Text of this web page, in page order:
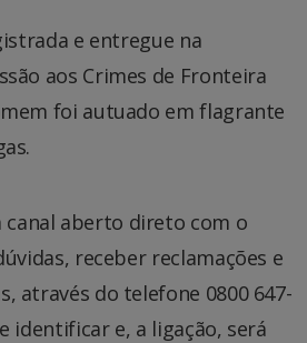
e entregue na
aos Crimes de Fronteira
foi autuado em flagrante
canal aberto direto com o
receber reclamações e
através do telefone 0800 647-
identificar e, a ligação, será